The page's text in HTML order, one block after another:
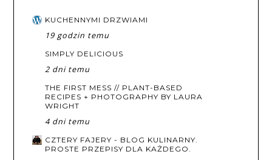
KUCHENNYMI DRZWIAMI
19 godzin temu
SIMPLY DELICIOUS
2 dni temu
THE FIRST MESS // PLANT-BASED
RECIPES + PHOTOGRAPHY BY LAURA
WRIGHT
4 dni temu
CZTERY FAJERY - BLOG KULINARNY.
PROSTE PRZEPISY DLA KAŻDEGO.